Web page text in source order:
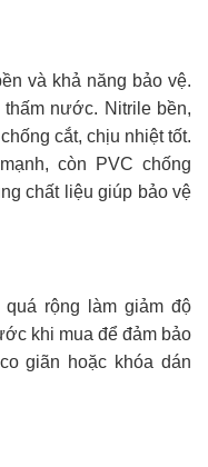
và khả năng bảo vệ.
nước. Nitrile bền,
cắt, chịu nhiệt tốt.
còn PVC chống
chất liệu giúp bảo vệ
rộng làm giảm độ
khi mua để đảm bảo
giãn hoặc khóa dán